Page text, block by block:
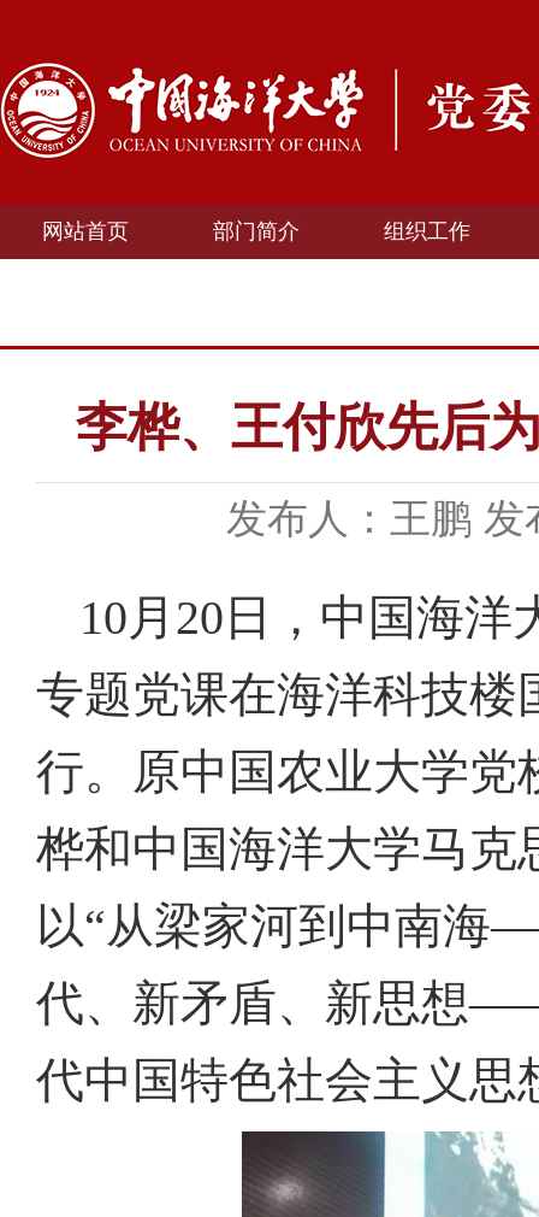
网站首页 部门简介 组织工作
李桦、王付欣先后
发布人：王鹏 发
10月20日，中国海洋
专题党课在海洋科技楼
行。原中国农业大学党
桦和中国海洋大学马克
以“从梁家河到中南海
代、新矛盾、新思想
代中国特色社会主义思